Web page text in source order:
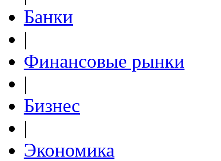
Банки
|
Финансовые рынки
|
Бизнес
|
Экономика